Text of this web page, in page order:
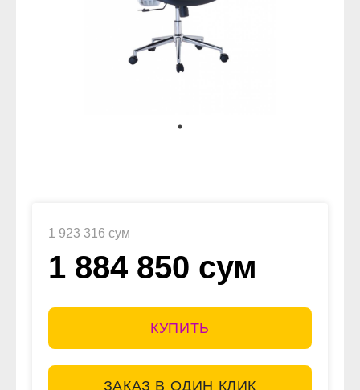
1 923 316 сум
1 884 850 сум
КУПИТЬ
ЗАКАЗ В ОДИН КЛИК